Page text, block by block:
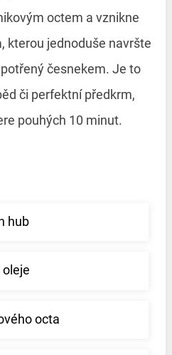
octem a vznikne
kterou jednoduše navršte
česnekem. Je to
či perfektní předkrm,
pouhých 10 minut.
hub
octa